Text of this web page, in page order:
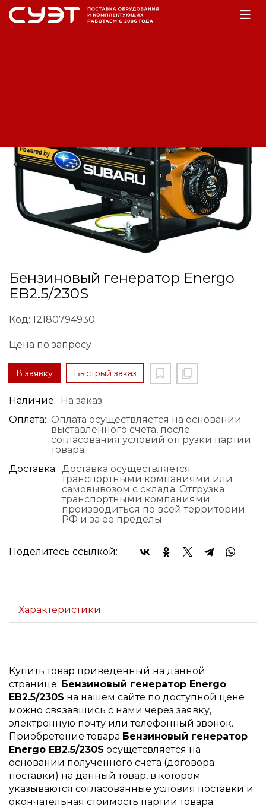
Бензиновый генератор Energo
EB2.5/230S
Код: 12180794930
Цена по запросу
В заявку Быстрый заказ
Наличие: На заказ
Оплата: Оплата осуществляется на основании
выставленного счета, после
согласования условий отгрузки партии
товара.
Доставка: Доставка осуществляется
транспортными компаниями или
самовывозом с склада. Отгрузка
транспортными компаниями
производиться по всей территории
РФ и за ее пределы.
Поделитесь ссылкой:
Характеристики
Купить товар приведенный на данной
странице: Бензиновый генератор Energo
EB2.5/230S на нашем сайте по доступной цене
можно связавшись с нами через заявку,
электронную почту или телефонный звонок.
Приобретение товара Бензиновый генератор
Energo EB2.5/230S осущетсвляется на
основании полученного счета (договора
поставки) на данный товар, в котором
указываются согласованные условия поставки и
окончательная стоимость партии товара.